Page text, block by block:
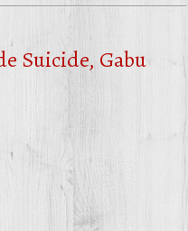
Suicide, Gabu